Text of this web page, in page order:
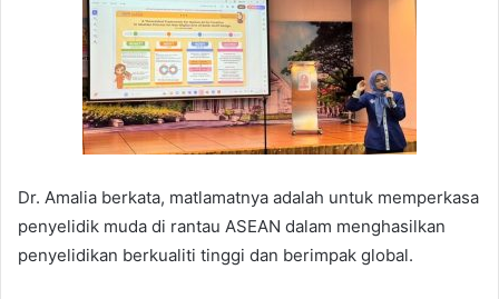
Dr. Amalia berkata, matlamatnya adalah untuk memperkasa
penyelidik muda di rantau ASEAN dalam menghasilkan
penyelidikan berkualiti tinggi dan berimpak global.